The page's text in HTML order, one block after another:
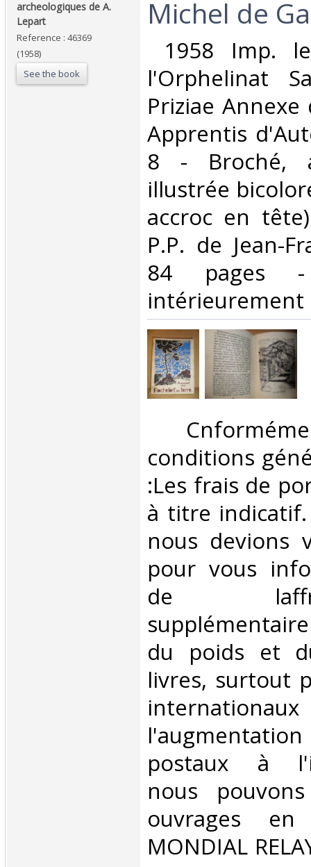
archeologiques de A.
Lepart ‎
Reference : 46369
(1958)
See the book
Michel de
1958 Imp.
l'Orphelinat
Priziae
Apprentis
8 - Broché,
illustrée
accroc en
P.P. de Jean-
84 pages
intérieurement ‎
conditions
:Les frais de
à titre
nous devions
pour vous
de
du poids et
livres, surtout
internationaux
postaux à
nous
ouvrages
MONDIAL